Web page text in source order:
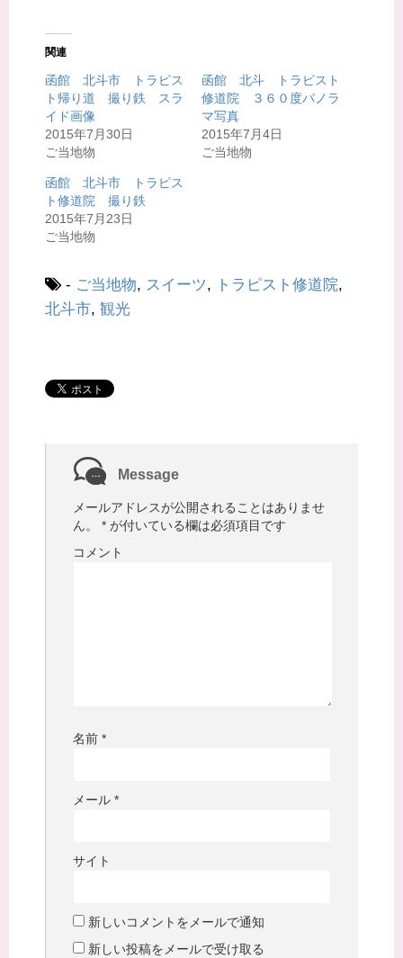
e
r
で
共
有
(
し
い
ウ
ィ
ン
ド
ウ
ま
す
)
共
す
は
ク
ク
て
く
だ
い
ウ
ィ
ン
関連
函館 北斗市 トラピス
ト帰り道 撮り鉄 スラ
イド画像
2015年7月30日
ご当地物
函館 北斗 トラピスト
修道院 ３６０度パノラ
マ写真
2015年7月4日
ご当地物
函館 北斗市 トラピス
ト修道院 撮り鉄
2015年7月23日
ご当地物
- ご当地物, スイーツ, トラピスト修道院,
北斗市, 観光
Message
メールアドレスが公開されることはありませ
ん。
* が付いている欄は必須項目です
コメント
名前 *
メール *
サイト
新しいコメントをメールで通知
新しい投稿をメールで受け取る